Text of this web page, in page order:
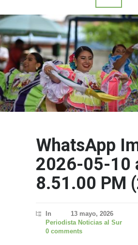
WhatsApp
2026-05-10
8.51.00 PM
In
13 mayo, 2026
Periodista Noticias al Sur
0 comments